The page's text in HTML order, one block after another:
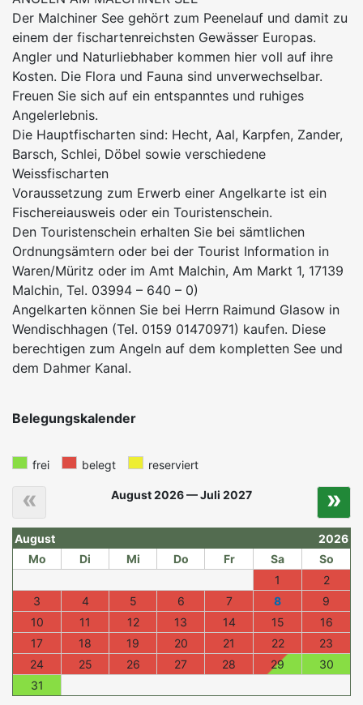
Der Malchiner See gehört zum Peenelauf und damit zu
einem der fischartenreichsten Gewässer Europas.
Angler und Naturliebhaber kommen hier voll auf ihre
Kosten. Die Flora und Fauna sind unverwechselbar.
Freuen Sie sich auf ein entspanntes und ruhiges
Angelerlebnis.
Die Hauptfischarten sind: Hecht, Aal, Karpfen, Zander,
Barsch, Schlei, Döbel sowie verschiedene
Weissfischarten
Voraussetzung zum Erwerb einer Angelkarte ist ein
Fischereiausweis oder ein Touristenschein.
Den Touristenschein erhalten Sie bei sämtlichen
Ordnungsämtern oder bei der Tourist Information in
Waren/Müritz oder im Amt Malchin, Am Markt 1, 17139
Malchin, Tel. 03994 – 640 – 0)
Angelkarten können Sie bei Herrn Raimund Glasow in
Wendischhagen (Tel. 0159 01470971) kaufen. Diese
berechtigen zum Angeln auf dem kompletten See und
dem Dahmer Kanal.
Belegungskalender
frei belegt reserviert
« August 2026 — Juli 2027 »
August
2026
Mo
Di Mi Do Fr Sa
So
1
2
3
4 5 6 7 8
9
10
11 12 13 14 15
16
17
18 19 20 21 22
23
24
25 26 27 28 29
30
31